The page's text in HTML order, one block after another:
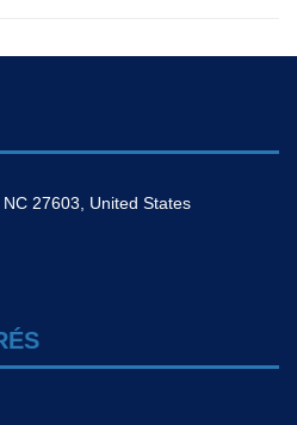
27603, United States